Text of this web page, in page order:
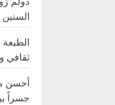
السنين
ثقافي
أحسن
جسراً